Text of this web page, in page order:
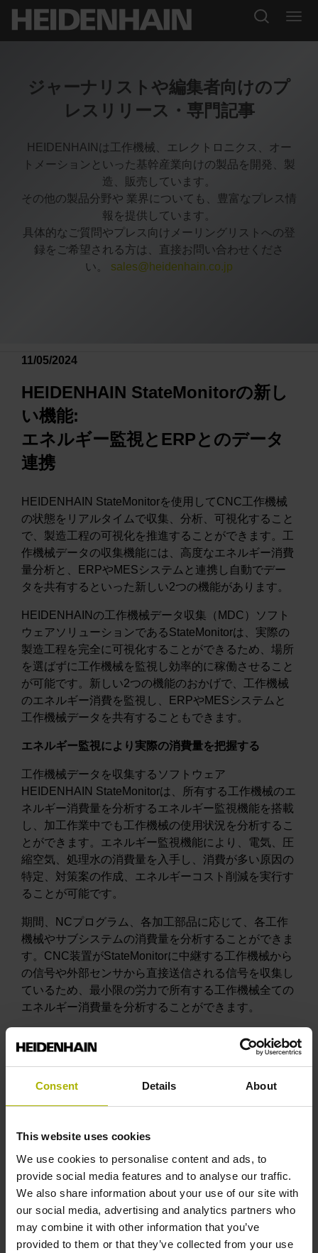
Consent Details About
This website uses cookies
We use cookies to personalise content and ads, to
provide social media features and to analyse our traffic.
We also share information about your use of our site with
our social media, advertising and analytics partners who
may combine it with other information that you’ve
provided to them or that they’ve collected from your use
ジャーナリストや編集者向けのプ
レスリリース・専門記事
HEIDENHAINは工作機械、エレクトロニクス、オー
トメーションといった基幹産業向けの製品を開発、製
造、販売しています。
その他の製品分野や 業界についても、豊富なプレス情
報を提供しています。
具体的なご質問やプレス向けメーリングリストへの登
録をご希望される方は、直接お問い合わせくださ
い。 sales@heidenhain.co.jp
11/05/2024
HEIDENHAIN StateMonitorの新し
い機能:
エネルギー監視とERPとのデータ
連携
HEIDENHAIN StateMonitorを使用してCNC工作機械
の状態をリアルタイムで収集、分析、可視化すること
で、製造工程の可視化を推進することができます。工
作機械データの収集機能には、高度なエネルギー消費
量分析と、ERPやMESシステムと連携し自動でデー
タを共有するといった新しい2つの機能があります。
HEIDENHAINの工作機械データ収集（MDC）ソフト
ウェアソリューションであるStateMonitorは、実際の
製造工程を完全に可視化することができるため、場所
を選ばずに工作機械を監視し効率的に稼働させること
が可能です。新しい2つの機能のおかげで、工作機械
のエネルギー消費を監視し、ERPやMESシステムと
工作機械データを共有することもできます。
エネルギー監視により実際の消費量を把握する
工作機械データを収集するソフトウェア
HEIDENHAIN StateMonitorは、所有する工作機械のエ
ネルギー消費量を分析するエネルギー監視機能を搭載
し、加工作業中でも工作機械の使用状況を分析するこ
とができます。エネルギー監視機能により、電気、圧
縮空気、処理水の消費量を入手し、消費が多い原因の
特定、対策案の作成、エネルギーコスト削減を実行す
ることが可能です。
期間、NCプログラム、各加工部品に応じて、各工作
機械やサブシステムの消費量を分析することができま
す。CNC装置がStateMonitorに中継する工作機械から
の信号や外部センサから直接送信される信号を収集し
ているため、最小限の労力で所有する工作機械全ての
エネルギー消費量を分析することができます。
異なるシステム間でデータを整合することは生産性に
は必要不可欠であるため、HEIDENHAIN StateMonitor
連するスケジューリングデータは、StateMonitorに自
際の段取り時間、生産時間、生産数量など他の情報と
組み合わせて使用することができます。完了した作業
データを重要な実際の生産データと一緒に上位システ
ムに送信することができます。
作業データと工作機械データを組み合わせることで、